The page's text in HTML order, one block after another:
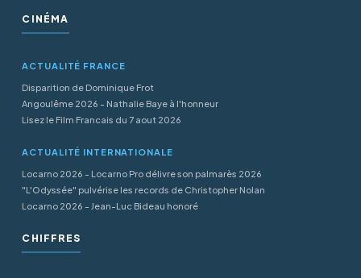
CINÉMA
ACTUALITÉ FRANCE
Disparition de Dominique Frot
Angoulême 2026 - Nathalie Baye à l'honneur
Lisez le Film Francais du 7 aout 2026
ACTUALITÉ INTERNATIONALE
Locarno 2026 - Locarno Pro délivre son palmarès 2026
"L'Odyssée" pulvérise les records de Christopher Nolan
Locarno 2026 - Jean-Luc Bideau honoré
CHIFFRES